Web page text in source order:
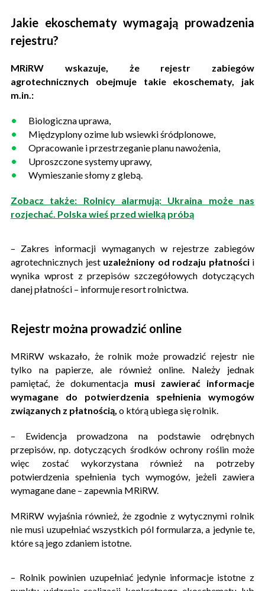
Jakie ekoschematy wymagają prowadzenia
rejestru?
MRiRW wskazuje, że rejestr zabiegów
agrotechnicznych obejmuje takie ekoschematy, jak
m.in.:
Biologiczna uprawa,
Międzyplony ozime lub wsiewki śródplonowe,
Opracowanie i przestrzeganie planu nawożenia,
Uproszczone systemy uprawy,
Wymieszanie słomy z glebą.
Zobacz także: Rolnicy alarmują: Ukraina może nas
rozjechać. Polska wieś przed wielką próbą
– Zakres informacji wymaganych w rejestrze zabiegów
agrotechnicznych jest uzależniony od rodzaju płatności i
wynika wprost z przepisów szczegółowych dotyczących
danej płatności – informuje resort rolnictwa.
Rejestr można prowadzić online
MRiRW wskazało, że rolnik może prowadzić rejestr nie
tylko na papierze, ale również online. Należy jednak
pamiętać, że dokumentacja musi zawierać informacje
wymagane do potwierdzenia spełnienia wymogów
związanych z płatnością, o którą ubiega się rolnik.
– Ewidencja prowadzona na podstawie odrębnych
przepisów, np. dotyczących środków ochrony roślin może
więc zostać wykorzystana również na potrzeby
potwierdzenia spełnienia tych wymogów, jeżeli zawiera
wymagane dane – zapewnia MRiRW.
MRiRW wyjaśnia również, że zgodnie z wytycznymi rolnik
nie musi uzupełniać wszystkich pól formularza, a jedynie te,
które są jego zdaniem istotne.
– Rolnik powinien uzupełniać jedynie informacje istotne z